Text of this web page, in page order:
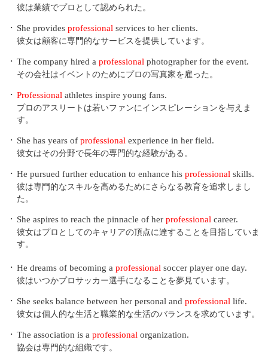
彼は業績でプロとして認められた。
・ She provides professional services to her clients.
彼女は顧客に専門的なサービスを提供しています。
・ The company hired a professional photographer for the event.
その会社はイベントのためにプロの写真家を雇った。
・ Professional athletes inspire young fans.
プロのアスリートは若いファンにインスピレーションを与えま
す。
・ She has years of professional experience in her field.
彼女はその分野で長年の専門的な経験がある。
・ He pursued further education to enhance his professional skills.
彼は専門的なスキルを高めるためにさらなる教育を追求しまし
た。
・ She aspires to reach the pinnacle of her professional career.
彼女はプロとしてのキャリアの頂点に達することを目指していま
す。
・ He dreams of becoming a professional soccer player one day.
彼はいつかプロサッカー選手になることを夢見ています。
・ She seeks balance between her personal and professional life.
彼女は個人的な生活と職業的な生活のバランスを求めています。
・ The association is a professional organization.
協会は専門的な組織です。